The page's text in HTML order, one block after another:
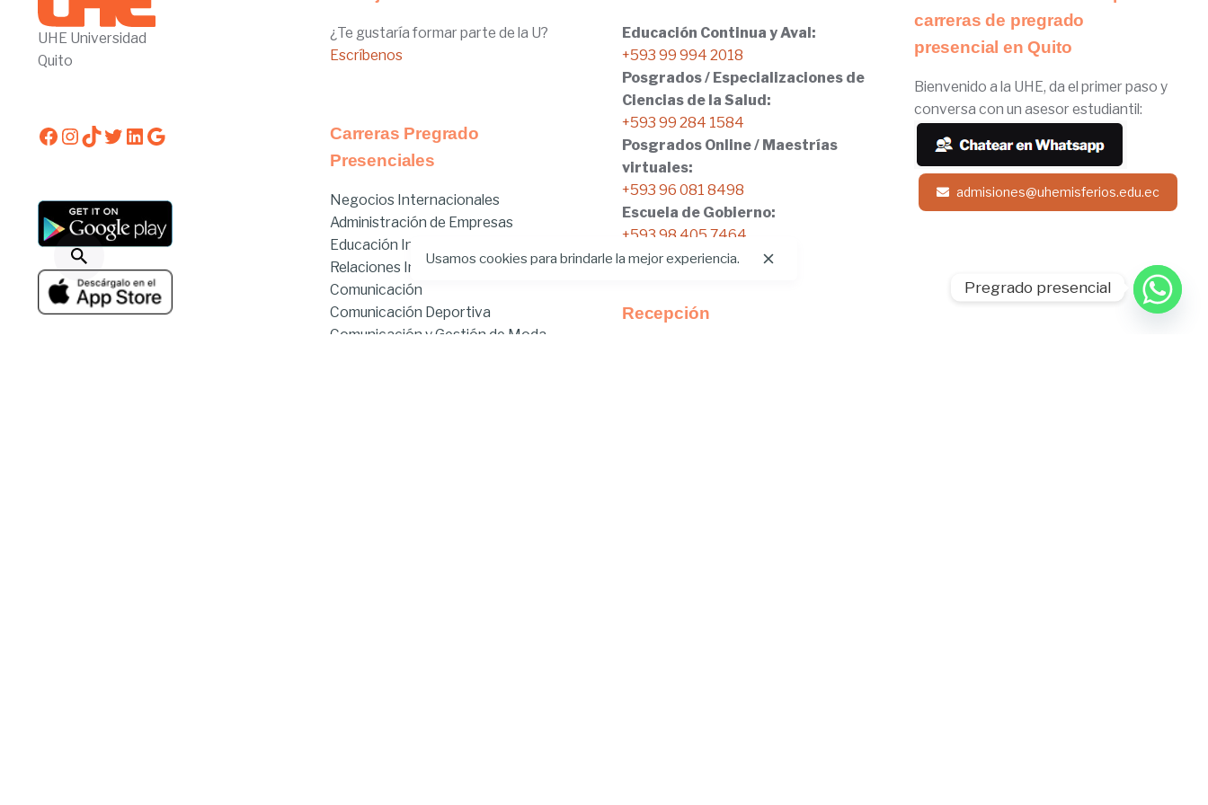
UHE Universidad
Quito
Facebook
Instagram
TikTok
Twitter
LinkedIn
Google
¿Te gustaría formar parte de la U?
Escríbenos
Carreras Pregrado
Presenciales
Negocios Internacionales
Administración de Empresas
Educación Inicial
Relaciones Internacionales
Comunicación
Comunicación Deportiva
Comunicación y Gestión de Moda
Educación Continua y Aval:
+593 99 994 2018
Posgrados / Especializaciones de
Ciencias de la Salud:
+593 99 284 1584
Posgrados Online / Maestrías
virtuales:
+593 96 081 8498
Escuela de Gobierno:
+593 98 405 7464
Recepción
carreras de pregrado
presencial en Quito
Bienvenido a la UHE, da el primer paso y
conversa con un asesor estudiantil:
admisiones@uhemisferios.edu.ec
Usamos cookies para brindarle la mejor experiencia.
Pregrado presencial